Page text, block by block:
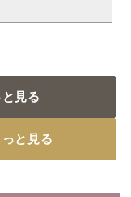
見る
と見る